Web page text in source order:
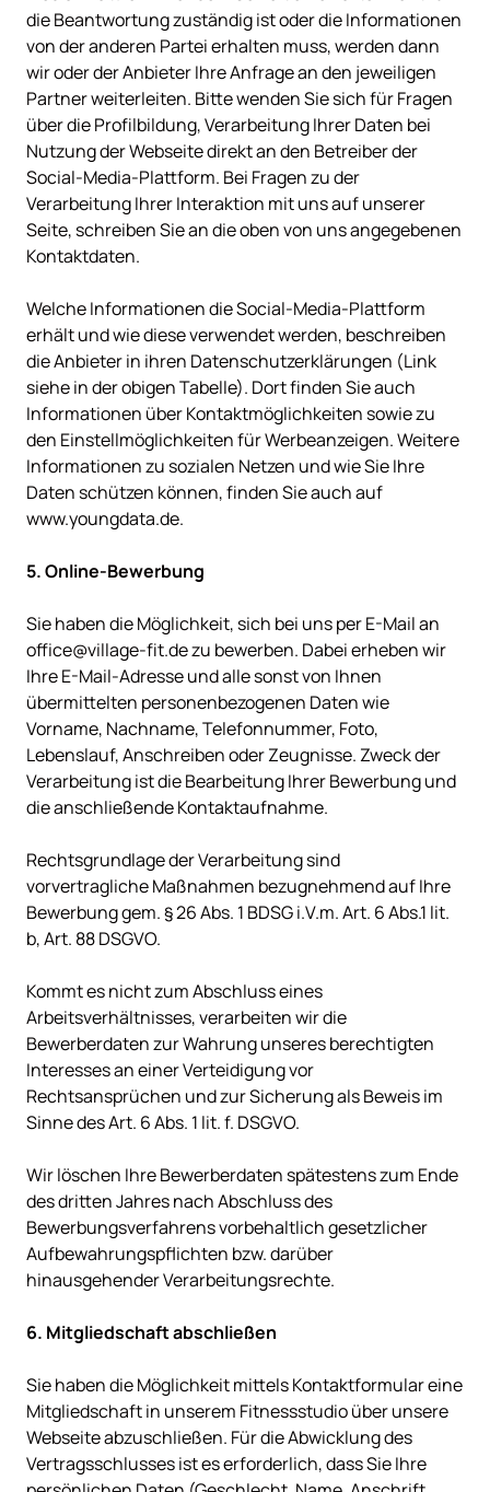
die Beantwortung zuständig ist oder die Informationen
von der anderen Partei erhalten muss, werden dann
wir oder der Anbieter Ihre Anfrage an den jeweiligen
Partner weiterleiten. Bitte wenden Sie sich für Fragen
über die Profilbildung, Verarbeitung Ihrer Daten bei
Nutzung der Webseite direkt an den Betreiber der
Social-Media-Plattform. Bei Fragen zu der
Verarbeitung Ihrer Interaktion mit uns auf unserer
Seite, schreiben Sie an die oben von uns angegebenen
Kontaktdaten.
Welche Informationen die Social-Media-Plattform
erhält und wie diese verwendet werden, beschreiben
die Anbieter in ihren Datenschutzerklärungen (Link
siehe in der obigen Tabelle). Dort finden Sie auch
Informationen über Kontaktmöglichkeiten sowie zu
den Einstellmöglichkeiten für Werbeanzeigen. Weitere
Informationen zu sozialen Netzen und wie Sie Ihre
Daten schützen können, finden Sie auch auf
www.youngdata.de.
Sie haben die Möglichkeit, sich bei uns per E-Mail an
office@village-fit.de zu bewerben. Dabei erheben wir
Ihre E-Mail-Adresse und alle sonst von Ihnen
übermittelten personenbezogenen Daten wie
Vorname, Nachname, Telefonnummer, Foto,
Lebenslauf, Anschreiben oder Zeugnisse. Zweck der
Verarbeitung ist die Bearbeitung Ihrer Bewerbung und
die anschließende Kontaktaufnahme.
Rechtsgrundlage der Verarbeitung sind
vorvertragliche Maßnahmen bezugnehmend auf Ihre
Bewerbung gem. § 26 Abs. 1 BDSG i.V.m. Art. 6 Abs.1 lit.
b, Art. 88 DSGVO.
Kommt es nicht zum Abschluss eines
Arbeitsverhältnisses, verarbeiten wir die
Bewerberdaten zur Wahrung unseres berechtigten
Interesses an einer Verteidigung vor
Rechtsansprüchen und zur Sicherung als Beweis im
Sinne des Art. 6 Abs. 1 lit. f. DSGVO.
Wir löschen Ihre Bewerberdaten spätestens zum Ende
des dritten Jahres nach Abschluss des
Bewerbungsverfahrens vorbehaltlich gesetzlicher
Aufbewahrungspflichten bzw. darüber
hinausgehender Verarbeitungsrechte.
Sie haben die Möglichkeit mittels Kontaktformular eine
Mitgliedschaft in unserem Fitnessstudio über unsere
Webseite abzuschließen. Für die Abwicklung des
Vertragsschlusses ist es erforderlich, dass Sie Ihre